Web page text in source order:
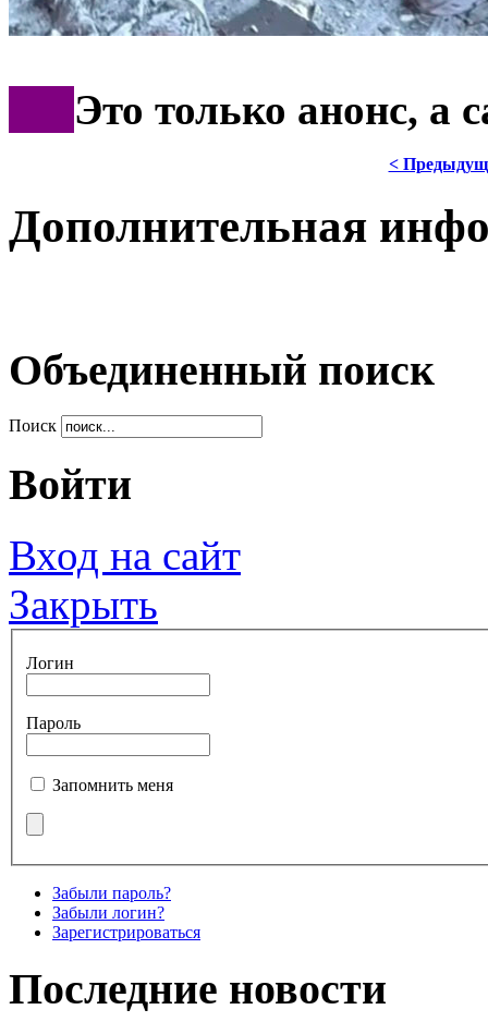
Это только анонс, а
<
Дополнительная
Объединенный поиск
Поиск
Войти
Вход на сайт
Закрыть
Логин
Пароль
Запомнить меня
Забыли пароль?
Забыли логин?
Зарегистрироваться
Последние новости